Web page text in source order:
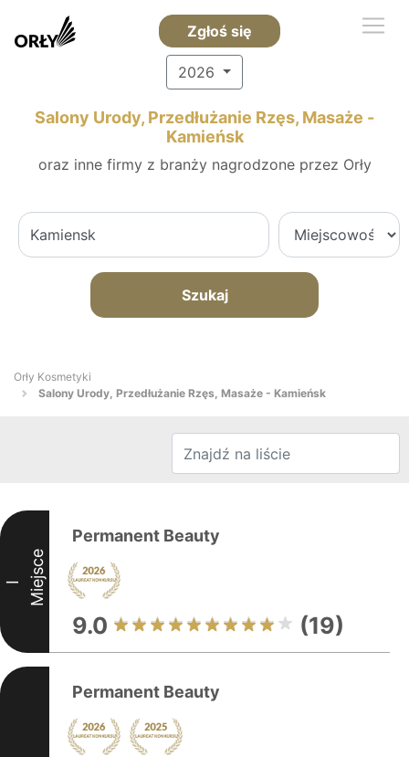
Zgłoś się
2026
Salony Urody, Przedłużanie Rzęs, Masaże -
Kamieńsk
oraz inne firmy z branży nagrodzone przez Orły
Szukaj
Orły Kosmetyki
Salony Urody, Przedłużanie Rzęs, Masaże - Kamieńsk
I Miejsce
Permanent Beauty
9.0 (19)
Permanent Beauty